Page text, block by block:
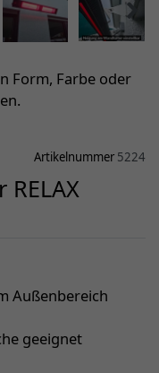
Form, Farbe oder
Artikelnummer 5224
Außenbereich
geeignet